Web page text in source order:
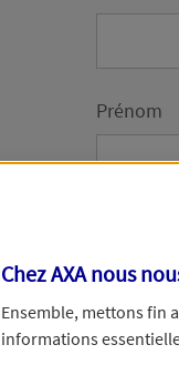
Prénom
Numéro
Chez AXA nous
Ensemble, mettons fin
informations